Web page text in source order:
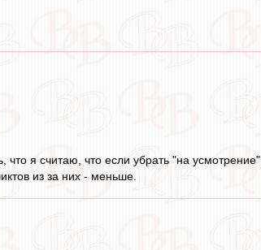
я считаю, что если убрать "на
из за них - меньше.